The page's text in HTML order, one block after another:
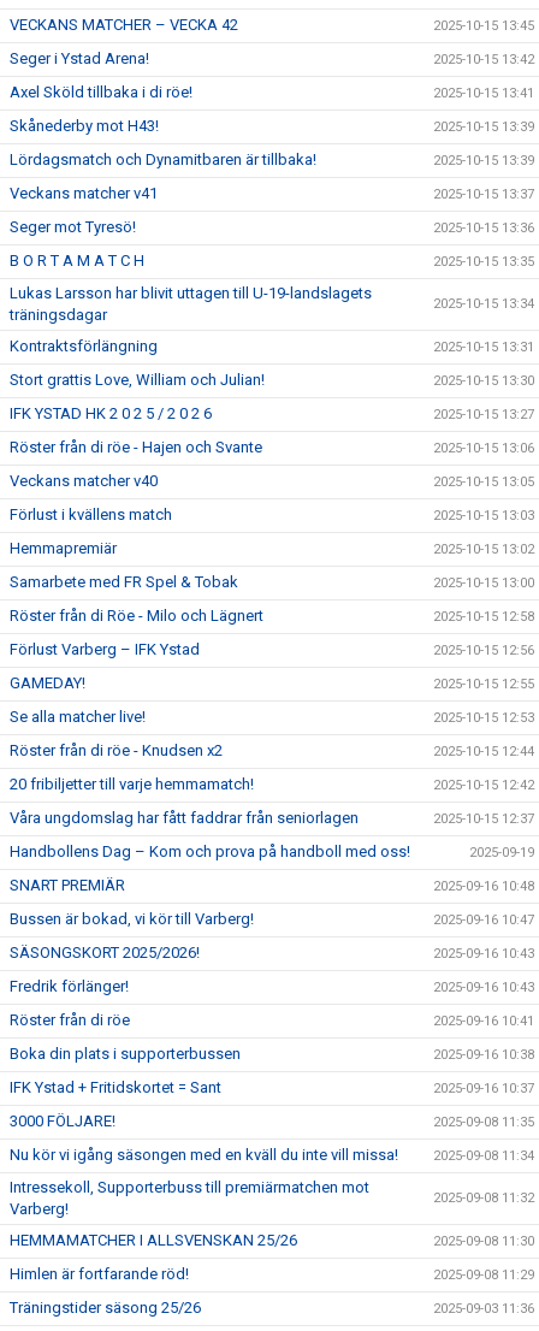
VECKANS MATCHER – VECKA 42 2025-10-15 13:45
Seger i Ystad Arena! 2025-10-15 13:42
Axel Sköld tillbaka i di röe! 2025-10-15 13:41
Skånederby mot H43! 2025-10-15 13:39
Lördagsmatch och Dynamitbaren är tillbaka! 2025-10-15 13:39
Veckans matcher v41 2025-10-15 13:37
Seger mot Tyresö! 2025-10-15 13:36
B O R T A M A T C H 2025-10-15 13:35
Lukas Larsson har blivit uttagen till U-19-landslagets
träningsdagar
2025-10-15 13:34
Kontraktsförlängning 2025-10-15 13:31
Stort grattis Love, William och Julian! 2025-10-15 13:30
IFK YSTAD HK 2 0 2 5 / 2 0 2 6 2025-10-15 13:27
Röster från di röe - Hajen och Svante 2025-10-15 13:06
Veckans matcher v40 2025-10-15 13:05
Förlust i kvällens match 2025-10-15 13:03
Hemmapremiär 2025-10-15 13:02
Samarbete med FR Spel & Tobak 2025-10-15 13:00
Röster från di Röe - Milo och Lägnert 2025-10-15 12:58
Förlust Varberg – IFK Ystad 2025-10-15 12:56
GAMEDAY! 2025-10-15 12:55
Se alla matcher live! 2025-10-15 12:53
Röster från di röe - Knudsen x2 2025-10-15 12:44
20 fribiljetter till varje hemmamatch! 2025-10-15 12:42
Våra ungdomslag har fått faddrar från seniorlagen 2025-10-15 12:37
Handbollens Dag – Kom och prova på handboll med oss! 2025-09-19
SNART PREMIÄR 2025-09-16 10:48
Bussen är bokad, vi kör till Varberg! 2025-09-16 10:47
SÄSONGSKORT 2025/2026! 2025-09-16 10:43
Fredrik förlänger! 2025-09-16 10:43
Röster från di röe 2025-09-16 10:41
Boka din plats i supporterbussen 2025-09-16 10:38
IFK Ystad + Fritidskortet = Sant 2025-09-16 10:37
3000 FÖLJARE! 2025-09-08 11:35
Nu kör vi igång säsongen med en kväll du inte vill missa! 2025-09-08 11:34
Intressekoll, Supporterbuss till premiärmatchen mot
Varberg!
2025-09-08 11:32
HEMMAMATCHER I ALLSVENSKAN 25/26 2025-09-08 11:30
Himlen är fortfarande röd! 2025-09-08 11:29
Träningstider säsong 25/26 2025-09-03 11:36